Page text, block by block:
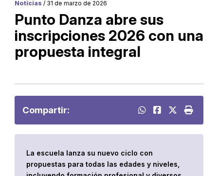
Noticias / 31 de marzo de 2026
Punto Danza abre sus
inscripciones 2026 con una
propuesta integral
Compartir:
La escuela lanza su nuevo ciclo con
propuestas para todas las edades y niveles,